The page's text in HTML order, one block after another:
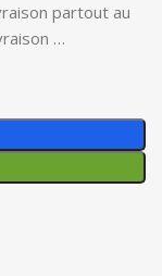
partout au
…